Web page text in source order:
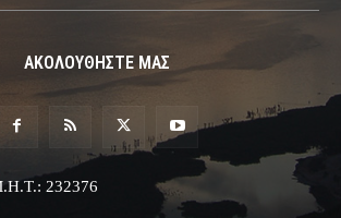
ΑΚΟΛΟΥΘΗΣΤΕ ΜΑΣ
232376